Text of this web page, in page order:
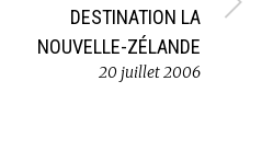
DESTINATION LA
NOUVELLE-ZÉLANDE
20 juillet 2006